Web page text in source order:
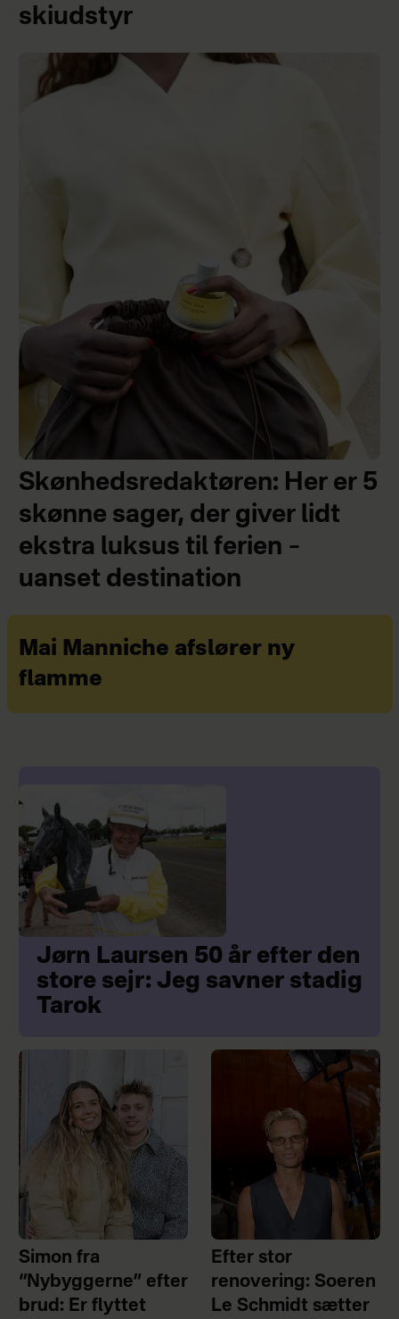
skiudstyr
Skønhedsredaktøren: Her er 5
skønne sager, der giver lidt
ekstra luksus til ferien –
uanset destination
Mai Manniche afslører ny
flamme
Jørn Laursen 50 år efter den
store sejr: Jeg savner stadig
Tarok
Simon fra
“Nybyggerne” efter
brud: Er flyttet
Efter stor
renovering: Soeren
Le Schmidt sætter